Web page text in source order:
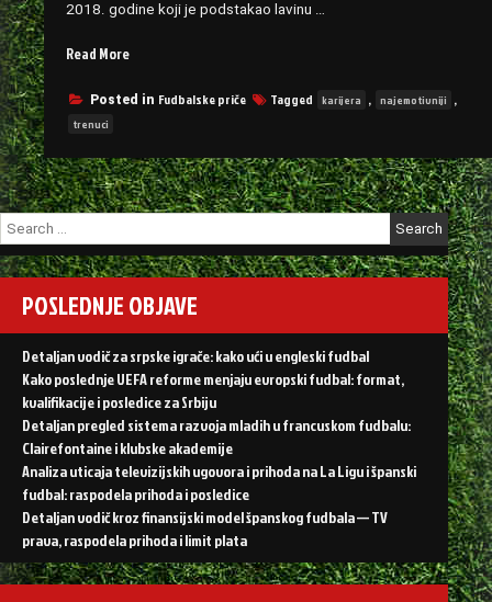
2018. godine koji je podstakao lavinu …
Read More“Najemotivniji
u
zvezda”
Posted in Fudbalske priče Tagged karijera , najemotivniji ,
trenuci
Search
for:
POSLEDNJE OBJAVE
Detaljan vodič za srpske igrače: kako ući u engleski fudbal
Kako poslednje UEFA reforme menjaju evropski fudbal: format,
kvalifikacije i posledice za Srbiju
Detaljan pregled sistema razvoja mladih u francuskom fudbalu:
Clairefontaine i klubske akademije
Analiza uticaja televizijskih ugovora i prihoda na La Ligu i španski
fudbal: raspodela prihoda i posledice
Detaljan vodič kroz finansijski model španskog fudbala — TV
prava, raspodela prihoda i limit plata